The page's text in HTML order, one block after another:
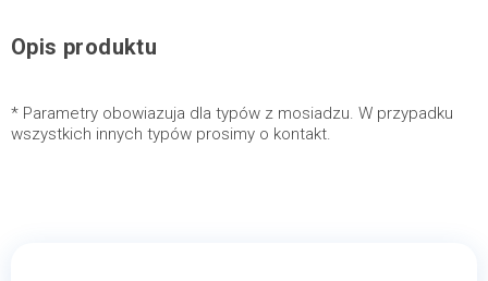
Opis produktu
* Parametry obowiazuja dla typów z mosiadzu. W przypadku
wszystkich innych typów prosimy o kontakt.